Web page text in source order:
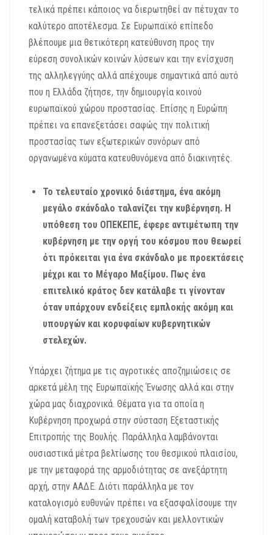
τελικά πρέπει κάποιος να διερωτηθεί αν πέτυχαν το
καλύτερο αποτέλεσμα. Σε Ευρωπαϊκό επίπεδο
βλέπουμε μια θετικότερη κατεύθυνση προς την
εύρεση συνολικών κοινών λύσεων και την ενίσχυση
της αλληλεγγύης αλλά απέχουμε σημαντικά από αυτό
που η Ελλάδα ζήτησε, την δημιουργία κοινού
ευρωπαϊκού χώρου προστασίας. Επίσης η Ευρώπη
πρέπει να επανεξετάσει σαφώς την πολιτική
προστασίας των εξωτερικών συνόρων από
οργανωμένα κύματα κατευθυνόμενα από διακινητές.
Το τελευταίο χρονικό διάστημα, ένα ακόμη
μεγάλο σκάνδαλο ταλανίζει την κυβέρνηση. Η
υπόθεση του ΟΠΕΚΕΠΕ, έφερε αντιμέτωπη την
κυβέρνηση με την οργή του κόσμου που θεωρεί
ότι πρόκειται για ένα σκάνδαλο με προεκτάσεις
μέχρι και το Μέγαρο Μαξίμου. Πως ένα
επιτελικό κράτος δεν κατάλαβε τι γίνονταν
όταν υπάρχουν ενδείξεις εμπλοκής ακόμη και
υπουργών και κορυφαίων κυβερνητικών
στελεχών.
Υπάρχει ζήτημα με τις αγροτικές αποζημιώσεις σε
αρκετά μέλη της Ευρωπαϊκής Ένωσης αλλά και στην
χώρα μας διαχρονικά. Θέματα για τα οποία η
Κυβέρνηση προχωρά στην σύσταση Εξεταστικής
Επιτροπής της Βουλής. Παράλληλα λαμβάνονται
ουσιαστικά μέτρα βελτίωσης του θεσμικού πλαισίου,
με την μεταφορά της αρμοδιότητας σε ανεξάρτητη
αρχή, στην ΑΑΔΕ. Διότι παράλληλα με τον
καταλογισμό ευθυνών πρέπει να εξασφαλίσουμε την
ομαλή καταβολή των τρεχουσών και μελλοντικών